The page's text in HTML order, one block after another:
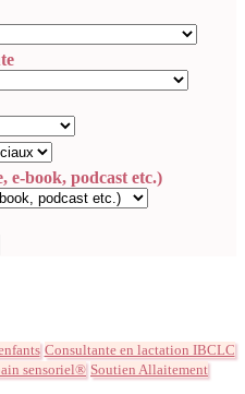
e-book, podcast etc.)
Consultante en lactation IBCLC
sensoriel® Soutien Allaitement